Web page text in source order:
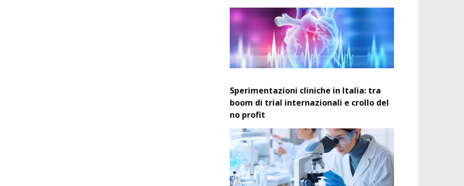
Sperimentazioni cliniche in Italia: tra
boom di trial internazionali e crollo del
no profit